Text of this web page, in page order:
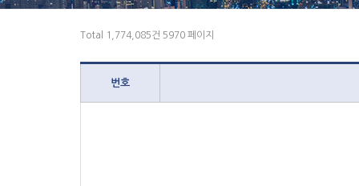
Total 1,774,085건 5970 페이지
번호